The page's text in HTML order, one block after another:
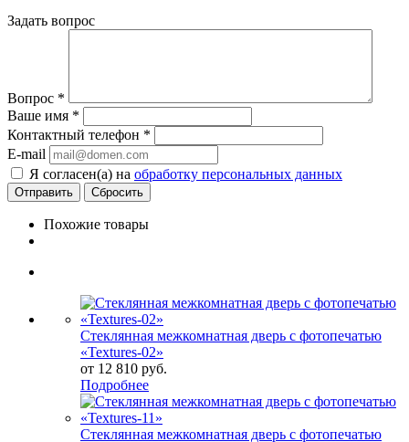
Задать вопрос
Вопрос *
Ваше имя *
Контактный телефон *
E-mail
Я согласен(а) на обработку персональных данных
Сбросить
Похожие товары
Стеклянная межкомнатная дверь с фотопечатью
«Textures-02»
от 12 810 руб.
Подробнее
Стеклянная межкомнатная дверь с фотопечатью